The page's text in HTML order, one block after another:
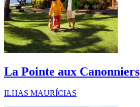
La Pointe aux Canonniers
ILHAS MAURÍCIAS